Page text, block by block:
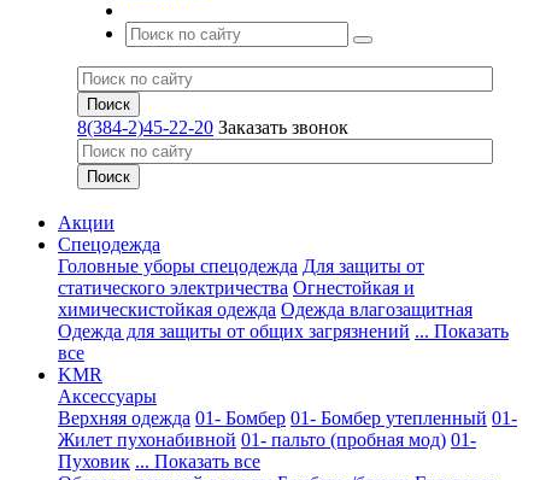
8(384-2)45-22-20 Заказать звонок
Акции
Спецодежда
Головные уборы спецодежда Для защиты от
статического электричества Огнестойкая и
химическистойкая одежда Одежда влагозащитная
Одежда для защиты от общих загрязнений ... Показать
все
KMR
Аксессуары
Верхняя одежда 01- Бомбер 01- Бомбер утепленный 01-
Жилет пухонабивной 01- пальто (пробная мод) 01-
Пуховик ... Показать все